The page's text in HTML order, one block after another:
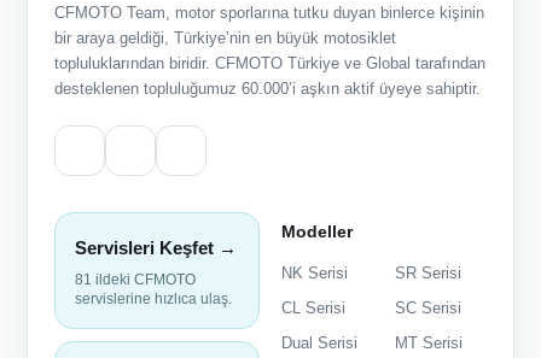
CFMOTO Team, motor sporlarına tutku duyan binlerce kişinin
bir araya geldiği, Türkiye’nin en büyük motosiklet
topluluklarından biridir. CFMOTO Türkiye ve Global tarafından
desteklenen topluluğumuz 60.000’i aşkın aktif üyeye sahiptir.
Servisleri Keşfet →
81 ildeki CFMOTO
servislerine hızlıca ulaş.
Modeller
NK Serisi
SR Serisi
CL Serisi
SC Serisi
Dual Serisi
MT Serisi